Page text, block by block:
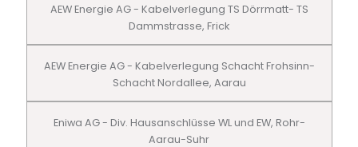
AEW Energie AG - Kabelverlegung TS Dörrmatt- TS
Dammstrasse, Frick
AEW Energie AG - Kabelverlegung Schacht Frohsinn-
Schacht Nordallee, Aarau
Eniwa AG - Div. Hausanschlüsse WL und EW, Rohr-
Aarau-Suhr